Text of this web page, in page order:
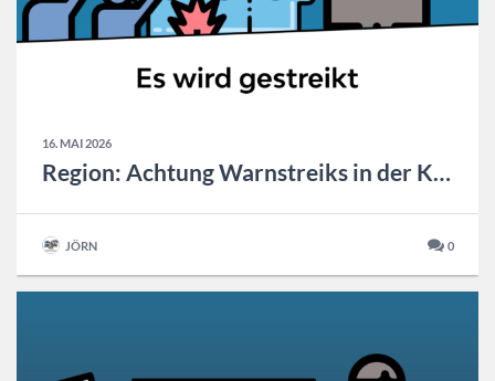
16. MAI 2026
Region: Achtung Warnstreiks in der Kalenderwoche 21
JÖRN 0